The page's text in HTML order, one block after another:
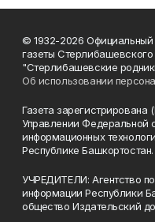
© 1932-2026 Официальный
газеты
"Стерлибашевские
Об использовании
Газета зарегистрирована
Управлении Федеральной
информационных
Республике Башкортостан.
УЧРЕДИТЕЛИ: Агентство
информации Республики
общество Издательский